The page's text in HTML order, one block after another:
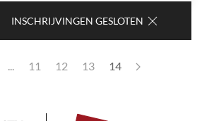
INSCHRIJVINGEN GESLOTEN
... 11 12 13 14